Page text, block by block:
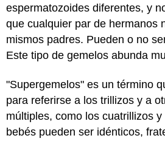
espermatozoides diferentes, y
que cualquier par de hermanos
mismos padres. Pueden o no
Este tipo de gemelos abunda
"Supergemelos" es un término
para referirse a los trillizos y a
múltiples, como los cuatrillizos
bebés pueden ser idénticos,